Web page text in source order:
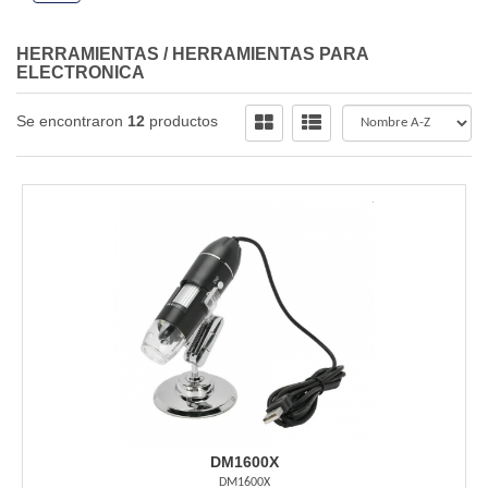
HERRAMIENTAS / HERRAMIENTAS PARA
ELECTRONICA
Se encontraron 12 productos
DM1600X
DM1600X